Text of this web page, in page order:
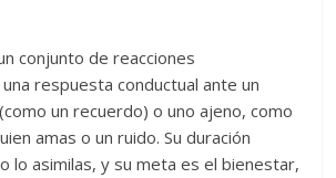
conjunto de reacciones
respuesta conductual ante un
un recuerdo) o uno ajeno, como
amas o un ruido. Su duración
lo asimilas, y su meta es el bienestar,